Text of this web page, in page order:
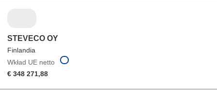
STEVECO OY
Finlandia
Wkład UE netto
€ 348 271,88